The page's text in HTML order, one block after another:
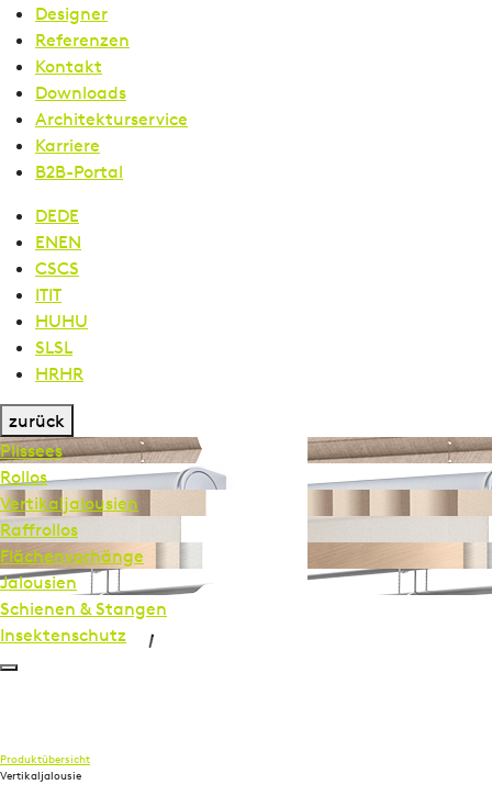
Designer
Referenzen
Kontakt
Downloads
Architekturservice
Karriere
B2B-Portal
DEDE
ENEN
CSCS
ITIT
HUHU
SLSL
HRHR
zurück
Plissees
Rollos
Vertikal­jalousien
Raffrollos
Flächen­vorhänge
Jalousien
Schienen & Stangen
Insekten­schutz
Produktübersicht
Vertikaljalousie